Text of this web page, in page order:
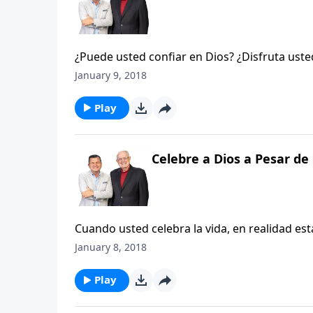
¿Puede usted confiar en Dios? ¿Disfruta
usted siempre, aunque en ocasiones no vea
nuestras almas mientras nos preguntamos
atravesando. Pero no confiar en Él es
January 9, 2018
Play
Celebre a Dios a Pesar
Cuando usted celebra la vida, en realidad
lo ha hecho, sino que a usted que conoce
January 8, 2018
Play